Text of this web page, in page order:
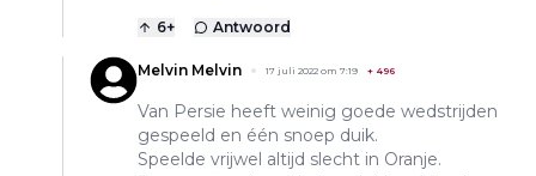
6+ Antwoord
Melvin Melvin 17 juli 2022 om 7:19 + 496
Van Persie heeft weinig goede wedstrijden
gespeeld en één snoep duik.
Speelde vrijwel altijd slecht in Oranje.